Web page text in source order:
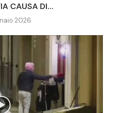
CAUSA DI...
2026